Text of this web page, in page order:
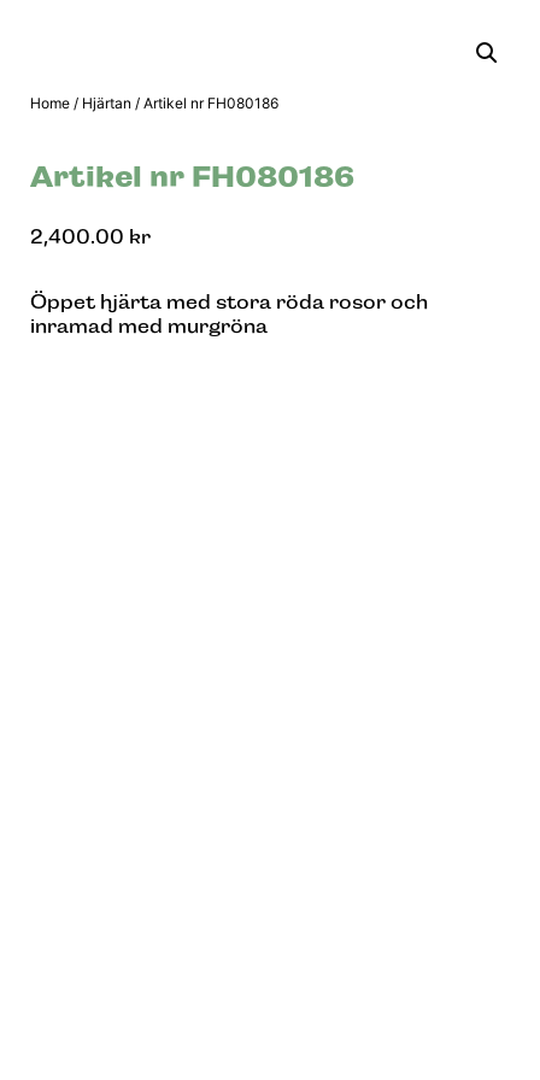
Home / Hjärtan / Artikel nr FH080186
Artikel nr FH080186
2,400.00 kr
Öppet hjärta med stora röda rosor och
inramad med murgröna